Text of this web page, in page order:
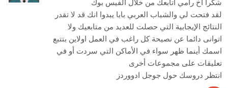
شكرا اخ رامي اتابعك من خلال الفيس بوك
لقد فتحت لي والشباب العربي بابا يبدوا انك قد لا تقدر
النتائج الإيجابية التي حصلت للعديد من متابعيك ولا
اتوانى دائما عن نصيحة كل راغب في العمل اولاين بتتبع
اسمك أينما ظهر سواء في الأماكن التي سردت أو في
تعليقات على مجموعات أخرى
انتظر دروسك حول جوجل ادووردز